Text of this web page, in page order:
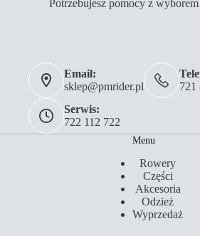
Potrzebujesz pomocy z wyborem
Email:
sklep@pmrider.pl
721
Serwis:
722 112 722
Menu
Rowery
Części
Akcesoria
Odzież
Wyprzedaż